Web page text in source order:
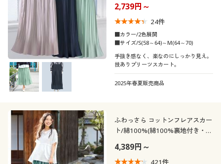
2,739円～
24件
■カラー/2色展開
■サイズ/S(58～64)～M(64～70)
手抜き感なく、楽なのにしっかり見え。
技ありプリーツスカート。
2025年春夏販売商品
ふわっさら コットンフレアスカー
ト/綿100%(綿100%裏地付き・洗
4,389円～
421件